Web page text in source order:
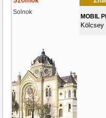
Solnok
MOBIL
Kölcsey